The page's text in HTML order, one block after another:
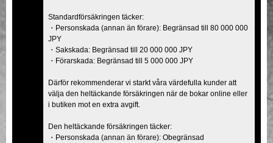
Standardförsäkringen täcker:
・Personskada (annan än förare): Begränsad till 80 000 000
JPY
・Sakskada: Begränsad till 20 000 000 JPY
・Förarskada: Begränsad till 5 000 000 JPY
Därför rekommenderar vi starkt våra värdefulla kunder att
välja den heltäckande försäkringen när de bokar online eller
i butiken mot en extra avgift.
Den heltäckande försäkringen täcker:
・Personskada (annan än förare): Obegränsad